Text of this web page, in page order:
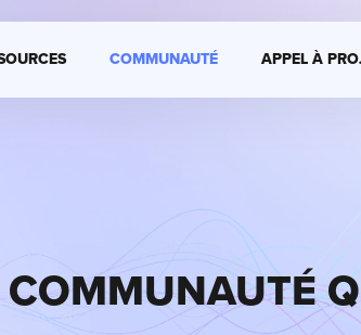
COMMUNAUTÉ APPEL À
COMMUNAUTÉ